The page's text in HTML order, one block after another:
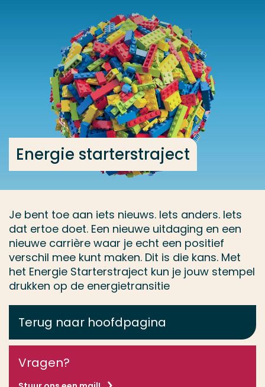
... > Energie starterstraject
Energie starterstraject
Je bent toe aan iets nieuws. Iets anders. Iets
dat ertoe doet. Een nieuwe uitdaging en een
nieuwe carrière waar je echt een positief
verschil mee kunt maken. Dit is die kans. Met
het Energie Starterstraject kun je jouw stempel
drukken op de energietransitie
Terug naar hoofdpagina
Vragen?
Veel gezocht
Opleiding
Contact